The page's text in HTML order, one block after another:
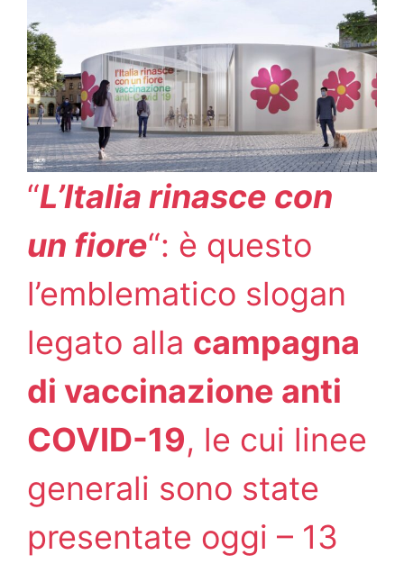
“L’Italia rinasce con
un fiore“: è questo
l’emblematico slogan
legato alla campagna
di vaccinazione anti
COVID-19, le cui linee
generali sono state
presentate oggi – 13